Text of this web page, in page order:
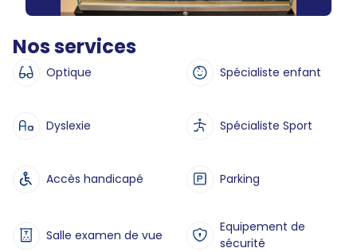
Nos services
Optique Spécialiste enfant
Dyslexie Spécialiste Sport
Accès handicapé Parking
Salle examen de vue
Equipement de
sécurité